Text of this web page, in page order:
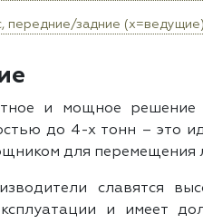
передние/задние (x=ведущие)
и мощное решение
до 4-х тонн – это
для перемещения
славятся
и имеет